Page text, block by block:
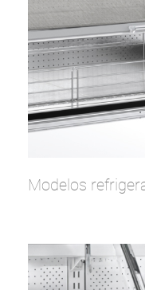
Modelos